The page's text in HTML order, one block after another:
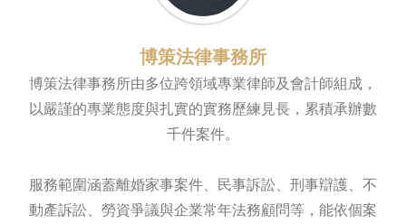
博策法律事務所
博策法律事務所由多位跨領域專業律師及會計師組成，
以嚴謹的專業態度與扎實的實務歷練見長，累積承辦數
千件案件。
服務範圍涵蓋離婚家事案件、民事訴訟、刑事辯護、不
動產訴訟、勞資爭議與企業常年法務顧問等，能依個案